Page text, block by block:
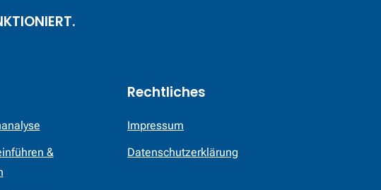
&
Rechtliches
Impressum
Datenschutzerklärung